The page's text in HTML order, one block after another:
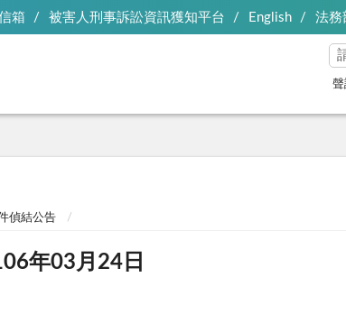
箱 被害人刑事訴訟資訊獲知平台 English 法務
聲
偵結公告
年03月24日